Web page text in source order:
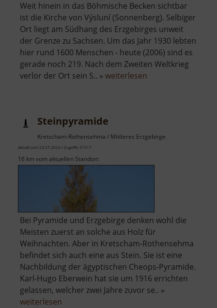
Weit hinein in das Böhmische Becken sichtbar
ist die Kirche von Výsluní (Sonnenberg). Selbiger
Ort liegt am Südhang des Erzgebirges unweit
der Grenze zu Sachsen. Um das Jahr 1930 lebten
hier rund 1600 Menschen - heute (2006) sind es
gerade noch 219. Nach dem Zweiten Weltkrieg
verlor der Ort sein S.. » weiterlesen
Steinpyramide
Kretscham-Rothensehma / Mittleres Erzgebirge
aktuell vom 23.07.2024 / Zugriffe: 37317
16 km vom aktuellen Standort
Bei Pyramide und Erzgebirge denken wohl die
Meisten zuerst an solche aus Holz für
Weihnachten. Aber in Kretscham-Rothensehma
befindet sich auch eine aus Stein. Sie ist eine
Nachbildung der ägyptischen Cheops-Pyramide.
Karl-Hugo Eberwein hat sie um 1916 errichten
gelassen, welcher zwei Jahre zuvor se.. »
weiterlesen